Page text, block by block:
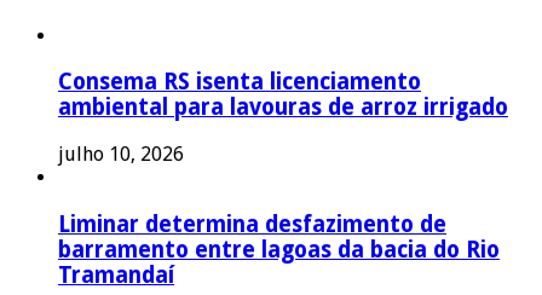
Consema RS isenta licenciamento
ambiental para lavouras de arroz irrigado
julho 10, 2026
Liminar determina desfazimento de
barramento entre lagoas da bacia do Rio
Tramandaí